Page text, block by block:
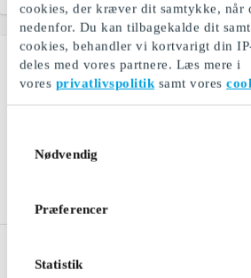
cookies, der kræver dit samtykke, når
nedenfor. Du kan tilbagekalde dit
cookies, behandler vi kortvarigt din
deles med vores partnere. Læs mere i
vores privatlivspolitik samt vores
Nødvendig
Præferencer
Statistik
Den perfekte gave til